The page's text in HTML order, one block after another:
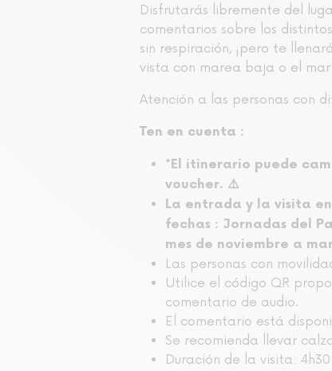
Disfrutarás libremente del
comentarios sobre los
sin respiración, ¡pero te
vista con marea baja o el
Atención a las personas con
Ten en cuenta :
*El itinerario puede
voucher. ⚠️
La entrada y la visita
fechas : Jornadas del
mes de noviembre a
Las personas con
Utilice el código QR
comentario de audio.
El comentario está
Se recomienda llevar
Duración de la visita: 4h30